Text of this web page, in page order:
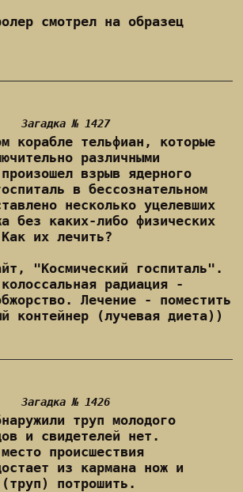
смотрел на образец
Загадка № 1427
корабле тельфиан, которые
различными
взрыв ядерного
в бессознательном
несколько уцелевших
без каких-либо физических
их лечить?
"Космический госпиталь".
радиация -
Лечение - поместить
контейнер (лучевая диета))
Загадка № 1426
труп молодого
и свидетелей нет.
происшествия
из кармана нож и
потрошить.